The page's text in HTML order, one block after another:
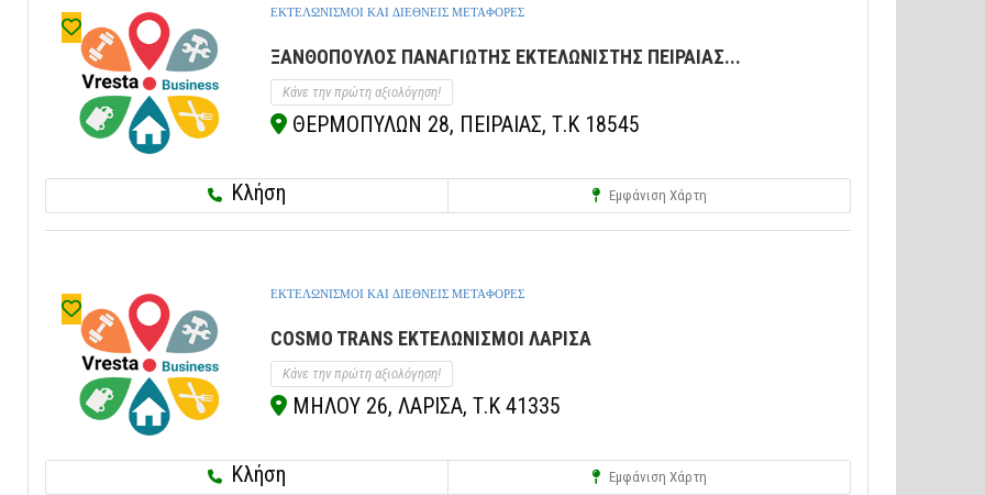
ΕΚΤΕΛΩΝΙΣΜΟΙ ΚΑΙ ΔΙΕΘΝΕΙΣ ΜΕΤΑΦΟΡΕΣ
ΞΑΝΘΟΠΟΥΛΟΣ ΠΑΝΑΓΙΩΤΗΣ ΕΚΤΕΛΩΝΙΣΤΗΣ ΠΕΙΡΑΙΑΣ...
Κάνε την πρώτη αξιολόγηση!
ΘΕΡΜΟΠΥΛΩΝ 28, ΠΕΙΡΑΙΑΣ, Τ.Κ 18545
Κλήση Εμφάνιση Χάρτη
ΕΚΤΕΛΩΝΙΣΜΟΙ ΚΑΙ ΔΙΕΘΝΕΙΣ ΜΕΤΑΦΟΡΕΣ
COSMO TRANS ΕΚΤΕΛΩΝΙΣΜΟΙ ΛΑΡΙΣΑ
Κάνε την πρώτη αξιολόγηση!
ΜΗΛΟΥ 26, ΛΑΡΙΣΑ, Τ.Κ 41335
Κλήση Εμφάνιση Χάρτη